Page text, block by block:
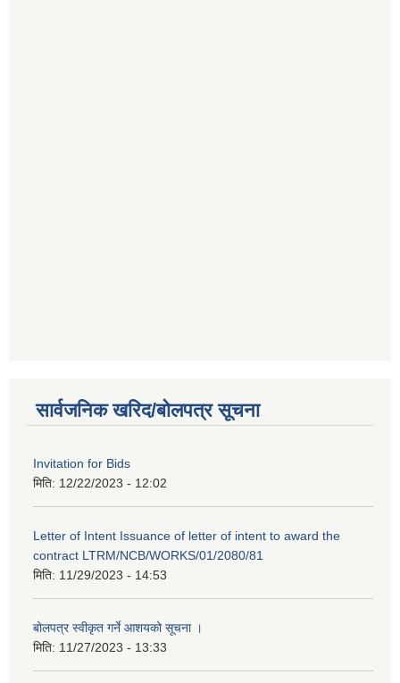
सार्वजनिक खरिद/बोलपत्र सूचना
Invitation for Bids
मिति: 12/22/2023 - 12:02
Letter of Intent Issuance of letter of intent to award the
contract LTRM/NCB/WORKS/01/2080/81
मिति: 11/29/2023 - 14:53
बोलपत्र स्वीकृत गर्ने आशयको सूचना ।
मिति: 11/27/2023 - 13:33